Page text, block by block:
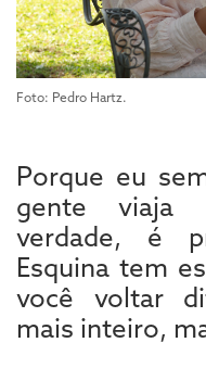
Foto: Pedro Hartz.
Porque eu
gente viaja
verdade, é
Esquina tem
você voltar
mais inteiro,